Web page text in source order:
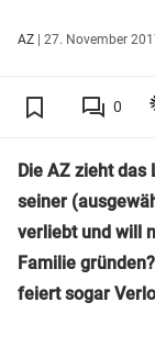
AZ | 27. November
0
Die AZ zieht das
seiner
verliebt und will
Familie
feiert sogar